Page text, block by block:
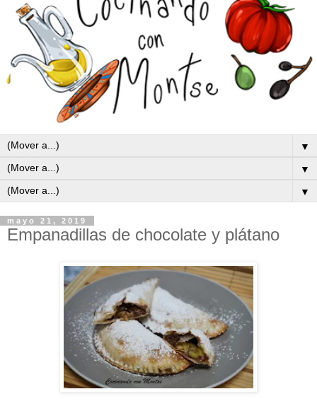
▼
▼
▼
mayo 21, 2019
Empanadillas de chocolate y plátano